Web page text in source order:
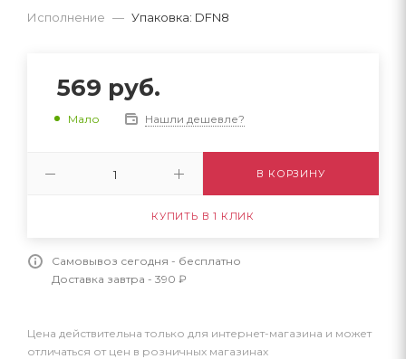
Исполнение — Упаковка: DFN8
569 руб.
Мало Нашли дешевле?
В КОРЗИНУ
КУПИТЬ В 1 КЛИК
Самовывоз сегодня - бесплатно
Доставка завтра - 390 ₽
Цена действительна только для интернет-магазина и может
отличаться от цен в розничных магазинах